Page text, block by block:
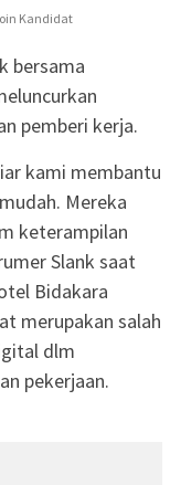
bersama
pemberi kerja.
kami membantu
Mereka
keterampilan
Slank saat
Bidakara
merupakan salah
dlm
pekerjaan.